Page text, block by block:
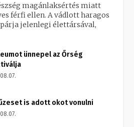
magánlaksértés miatt
férfi ellen. A vádlott haragos
jelenlegi élettársával,
ünnepel az Őrség
is adott okot vonulni